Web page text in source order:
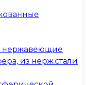
нержавеющие
из нерж.стали